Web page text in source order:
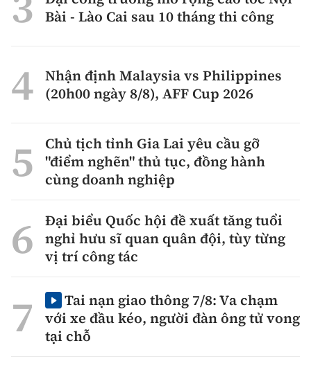
Bài - Lào Cai sau 10 tháng thi công
Nhận định Malaysia vs Philippines
(20h00 ngày 8/8), AFF Cup 2026
Chủ tịch tỉnh Gia Lai yêu cầu gỡ
"điểm nghẽn" thủ tục, đồng hành
cùng doanh nghiệp
Đại biểu Quốc hội đề xuất tăng tuổi
nghỉ hưu sĩ quan quân đội, tùy từng
vị trí công tác
Tai nạn giao thông 7/8: Va chạm
với xe đầu kéo, người đàn ông tử vong
tại chỗ